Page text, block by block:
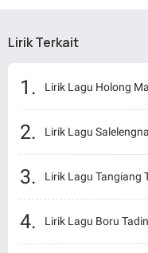
Lirik Terkait
Lirik Lagu Holong
Lirik Lagu
Lirik Lagu Tangiang
Lirik Lagu Boru